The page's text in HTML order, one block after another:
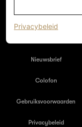
Home
Nieuwsbrief
Colofon
Gebruiksvoorwaarden
Privacybeleid
Privacybeleid